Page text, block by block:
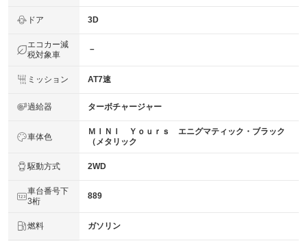
ドア 3D
エコカー減
税対象車
－
ミッション AT7速
過給器 ターボチャージャー
車体色
ＭＩＮＩ Ｙｏｕｒｓ エニグマティック・ブラック
（メタリック
駆動方式 2WD
車台番号下
3桁
889
燃料 ガソリン